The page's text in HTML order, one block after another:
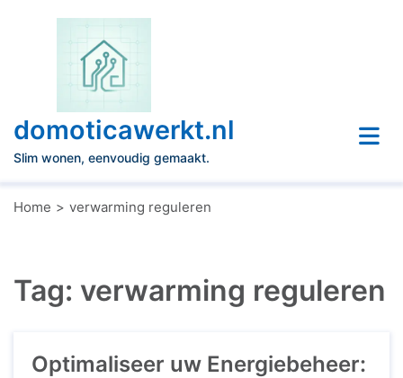
domoticawerkt.nl
Slim wonen, eenvoudig gemaakt.
Home verwarming reguleren
Tag: verwarming reguleren
Optimaliseer uw Energiebeheer: